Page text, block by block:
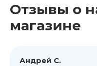
Отзывы о
магазине
Андрей С.